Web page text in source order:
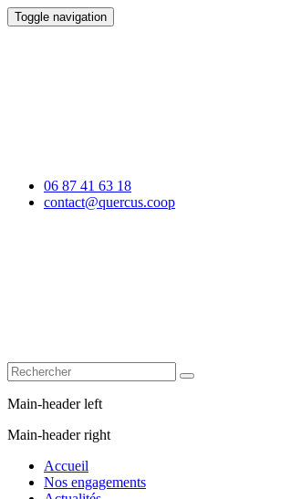
Toggle navigation
06 87 41 63 18
contact@quercus.coop
Main-header left
Main-header right
Accueil
Nos engagements